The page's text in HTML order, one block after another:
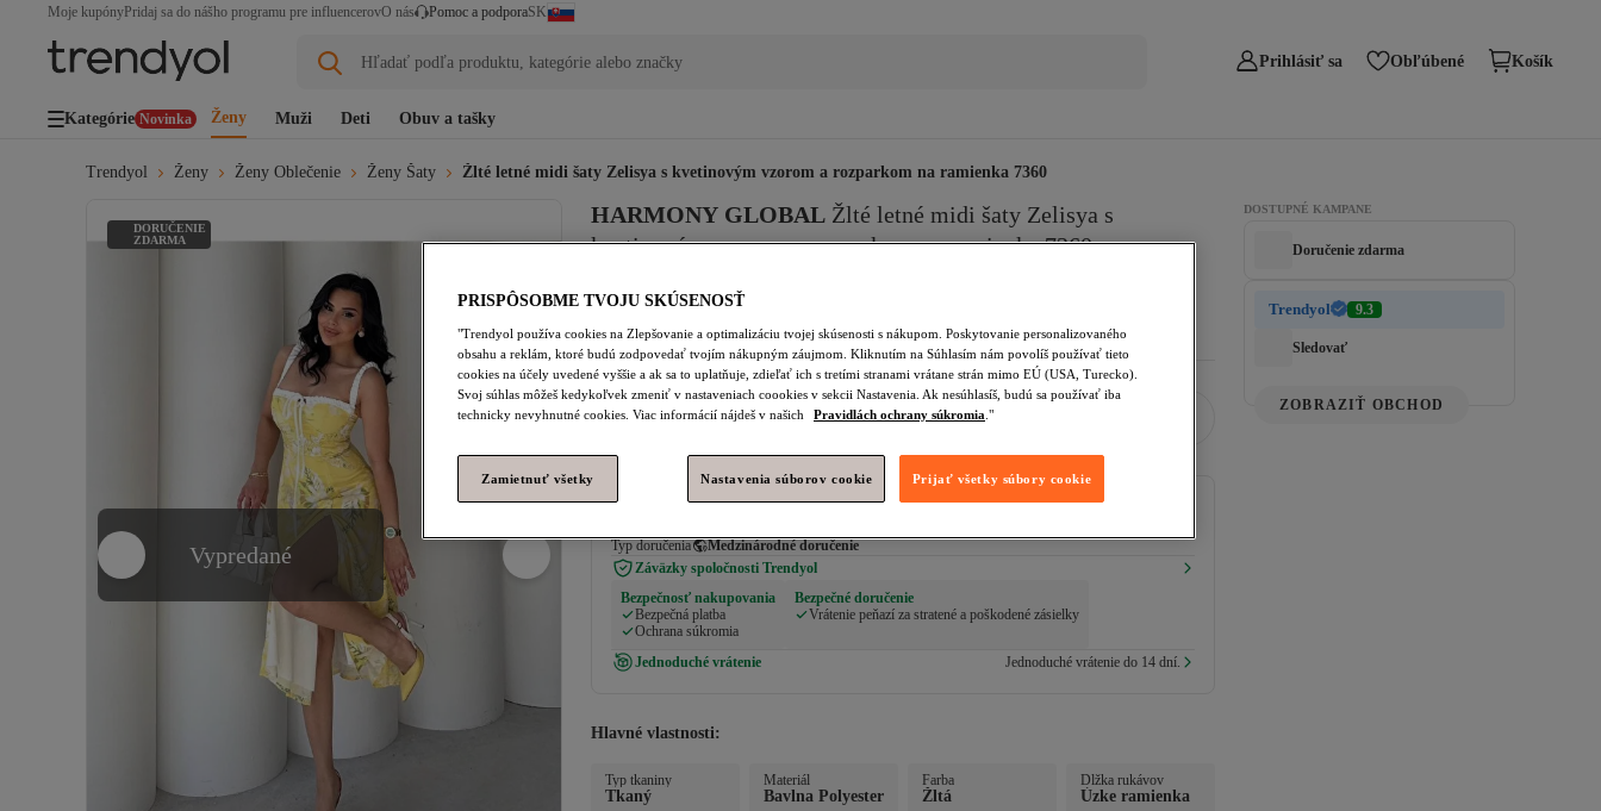
Moje kupóny Pridaj sa do nášho programu pre influencerovO nás Pomoc a podporaSK
Hľadať podľa produktu, kategórie alebo značky Prihlásiť sa Obľúbené Košík
Kategórie Novinka Ženy Muži Deti Obuv a tašky
Trendyol Ženy Ženy Oblečenie Ženy Šaty Žlté letné midi šaty Zelisya s kvetinovým vzorom a rozparkom na ramienka 7360
DORUČENIE
ZDARMA
Vypredané
HARMONY GLOBAL Žlté letné midi šaty Zelisya s
kvetinovým vzorom a rozparkom na ramienka 7360
48,91€
(vrátane DPH)
Vypredané!
Doprava a doručenie zdarma
Typ doručenia
Medzinárodné doručenie
Záväzky spoločnosti Trendyol
Bezpečnosť nakupovania
Bezpečná platba
Ochrana súkromia
Bezpečné doručenie
Vrátenie peňazí za stratené a poškodené zásielky
Jednoduché vrátenie Jednoduché vrátenie do 14 dní.
Hlavné vlastnosti:
Typ tkaniny
Tkaný
Materiál
Bavlna Polyester
Farba
Žltá
Dĺžka rukávov
Úzke ramienka
DOSTUPNÉ KAMPANE
Doručenie zdarma
Trendyol 9.3
Sledovať
ZOBRAZIŤ OBCHOD
PRISPÔSOBME TVOJU SKÚSENOSŤ
"Trendyol používa cookies na Zlepšovanie a optimalizáciu tvojej skúsenosti s nákupom. Poskytovanie personalizovaného
obsahu a reklám, ktoré budú zodpovedať tvojím nákupným záujmom. Kliknutím na Súhlasím nám povolíš používať tieto
cookies na účely uvedené vyššie a ak sa to uplatňuje, zdieľať ich s tretími stranami vrátane strán mimo EÚ (USA, Turecko).
Svoj súhlas môžeš kedykoľvek zmeniť v nastaveniach coookies v sekcii Nastavenia. Ak nesúhlasíš, budú sa používať iba
technicky nevyhnutné cookies. Viac informácií nájdeš v našich
Pravidlách ochrany súkromia ."
Zamietnuť všetky Nastavenia súborov cookie Prijať všetky súbory cookie